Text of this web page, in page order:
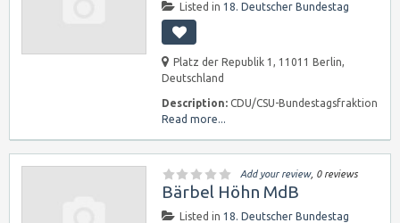
Listed in 18. Deutscher Bundestag
Platz der Republik 1, 11011 Berlin,
Deutschland
Description: CDU/CSU-Bundestagsfraktion
Read more...
Add your review, 0 reviews
Bärbel Höhn MdB
Listed in 18. Deutscher Bundestag